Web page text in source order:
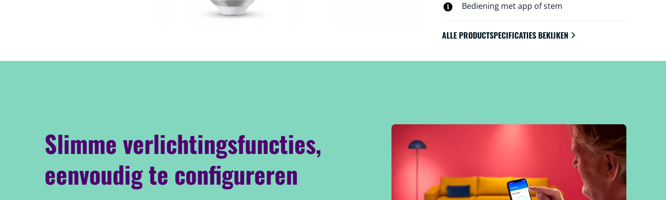
Bediening met app of stem
ALLE PRODUCTSPECIFICATIES BEKIJKEN
Slimme verlichtingsfuncties,
eenvoudig te configureren